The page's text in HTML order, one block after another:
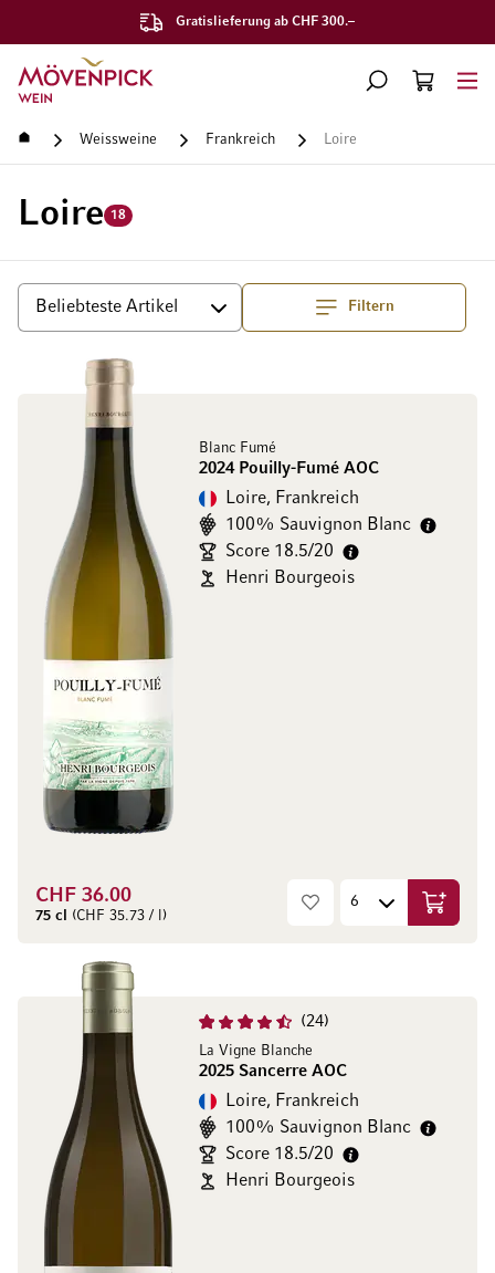
Gratislieferung ab CHF 300.–
Zur Startseite
SUCHE
WARENKORB
Startseite Weissweine Frankreich Loire
Loire 18
Filtern
Sortieren Top
Blanc Fumé
2024 Pouilly-Fumé AOC
Loire, Frankreich
100% Sauvignon Blanc
Score 18.5/20
Henri Bourgeois
CHF 36.00
75 cl (CHF 35.73 / l) In den
24
La Vigne Blanche
2025 Sancerre AOC
Loire, Frankreich
100% Sauvignon Blanc
Score 18.5/20
Henri Bourgeois